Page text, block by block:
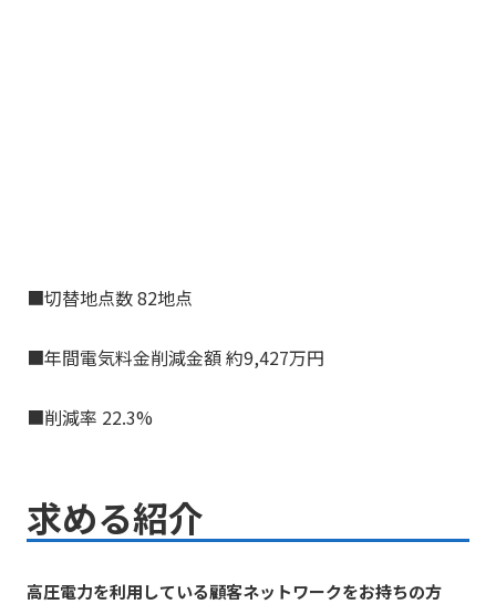
■切替地点数 82地点
■年間電気料金削減金額 約9,427万円
■削減率 22.3%
求める紹介
高圧電力を利用している顧客ネットワークをお持ちの方